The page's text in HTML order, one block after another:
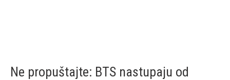
Ne propuštajte: BTS nastupaju od